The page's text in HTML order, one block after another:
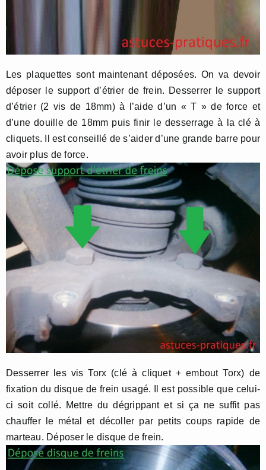
Les plaquettes sont maintenant déposées. On va devoir
déposer le support d’étrier de frein. Desserrer le support
d’étrier (2 vis de 18mm) à l’aide d’un « T » de force et
d’une douille de 18mm puis finir le desserrage à la clé à
cliquets. Il est conseillé de s’aider d’une grande barre pour
avoir plus de force.
Desserrer les vis Torx (clé à cliquet + embout Torx) de
fixation du disque de frein usagé. Il est possible que celui-
ci soit collé. Mettre du dégrippant et si ça ne suffit pas
chauffer le métal et décoller par petits coups rapide de
marteau. Déposer le disque de frein.